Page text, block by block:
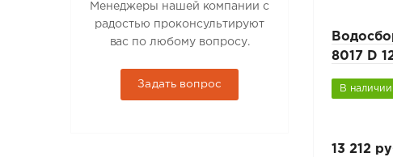
Менеджеры нашей компании с
радостью проконсультируют
вас по любому вопросу.
Задать вопрос
8017 D
В наличии
13 212